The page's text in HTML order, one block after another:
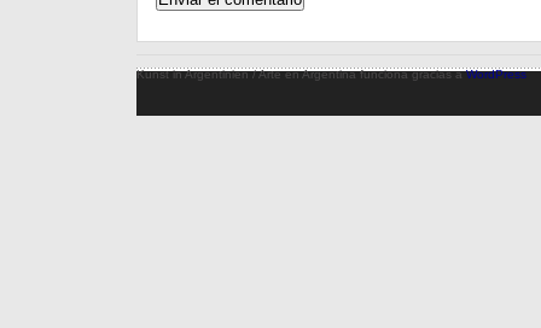
Kunst in Argentinien / Arte en Argentina funciona gracias aWordPress